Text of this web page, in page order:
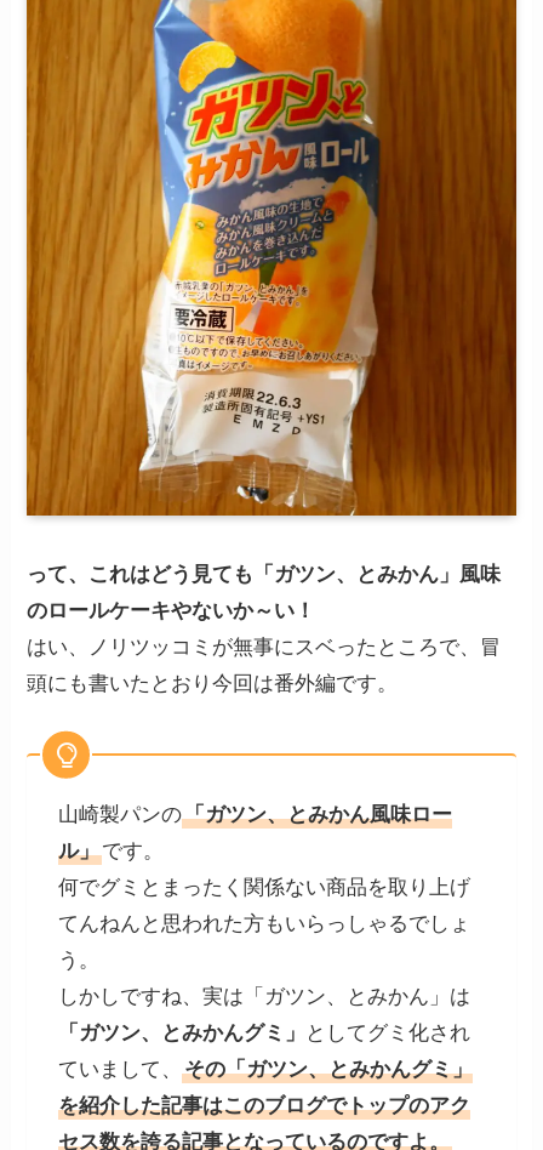
って、これはどう見ても「ガツン、とみかん」風味
のロールケーキやないか～い！
はい、ノリツッコミが無事にスベったところで、冒
頭にも書いたとおり今回は番外編です。
山崎製パンの「ガツン、とみかん風味ロー
ル」です。
何でグミとまったく関係ない商品を取り上げ
てんねんと思われた方もいらっしゃるでしょ
う。
しかしですね、実は「ガツン、とみかん」は
「ガツン、とみかんグミ」
としてグミ化され
ていまして、
その「ガツン、とみかんグミ」
を紹介した記事はこのブログでトップのアク
セス数を誇る記事となっているのですよ。